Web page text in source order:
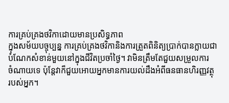
ការគ្រប់គ្រងថវិកាដោយមានប្រសិទ្ធភាព
ក្នុងសម័យបច្ចុប្បន្ន ការគ្រប់គ្រងថវិកានិងការត្រួតពិនិត្យប្រាក់បានក្លាយជា
បំណែកសំខាន់មួយនៅក្នុងជីវិតប្រចាំថ្ងៃ។ វាមិនត្រឹមតែជួយសម្រួលការ
ចំណាយទេ ប៉ុន្តែវាក៏ជួយអោយអ្នកមានការយល់ដឹងអំពីធនធានហិរញ្ញវត្ថុ
របស់អ្នក។